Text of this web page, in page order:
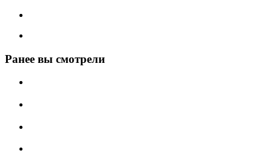
Ранее вы смотрели